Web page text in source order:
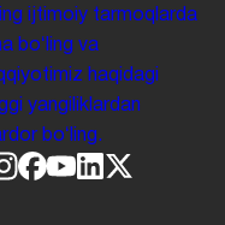
ijtimoiy tarmoqlarda
boʻling va
haqidagi
yangiliklardan
boʻling.